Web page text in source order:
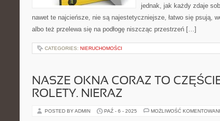
jednak, jak każdy zdaje
nawet te najcieńsze, nie są najestetyczniejsze, łatwo się psują,
albo też przelewa się na podłogę niszcząc przestrzeń […]
CATEGORIES: NIERUCHOMOŚCI
NASZE OKNA CORAZ TO
ROLETY. NIERAZ
POSTED BY ADMIN PAŹ - 6 - 2025 MOŻLIWOŚĆ